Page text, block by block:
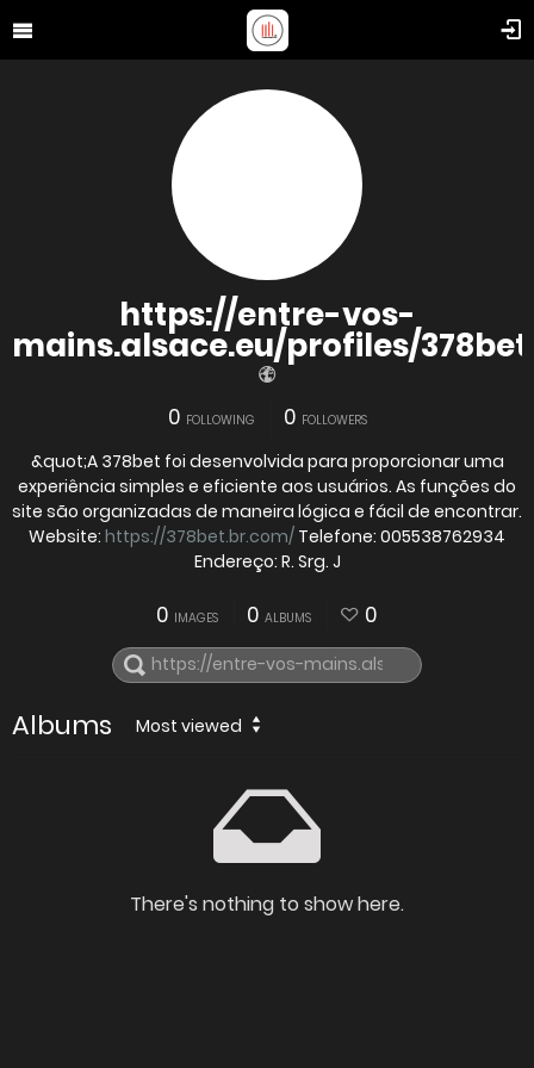
https://entre-vos-
mains.alsace.eu/profiles/
0 FOLLOWING 0 FOLLOWERS
&quot;A 378bet foi desenvolvida para proporcionar uma
experiência simples e eficiente aos usuários. As funções do
site são organizadas de maneira lógica e fácil de encontrar.
Website: https://378bet.br.com/ Telefone: 005538762934
Endereço: R. Srg. J
0 IMAGES 0 ALBUMS 0
Albums Most viewed
There's nothing to show here.